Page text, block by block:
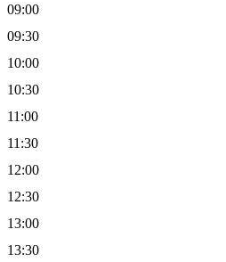
09:00
09:30
10:00
10:30
11:00
11:30
12:00
12:30
13:00
13:30